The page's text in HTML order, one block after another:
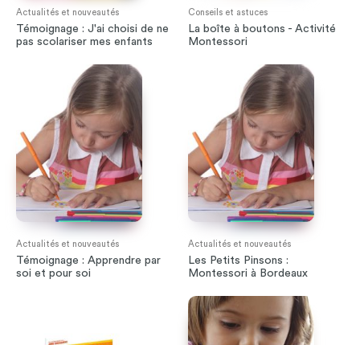
Actualités et nouveautés
Témoignage : J'ai choisi de ne
pas scolariser mes enfants
Conseils et astuces
La boîte à boutons - Activité
Montessori
Actualités et nouveautés
Témoignage : Apprendre par
soi et pour soi
Actualités et nouveautés
Les Petits Pinsons :
Montessori à Bordeaux